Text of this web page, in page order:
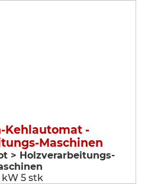
Kehlautomat -
Maschinen
> Holzverarbeitungs-
kW 5 stk